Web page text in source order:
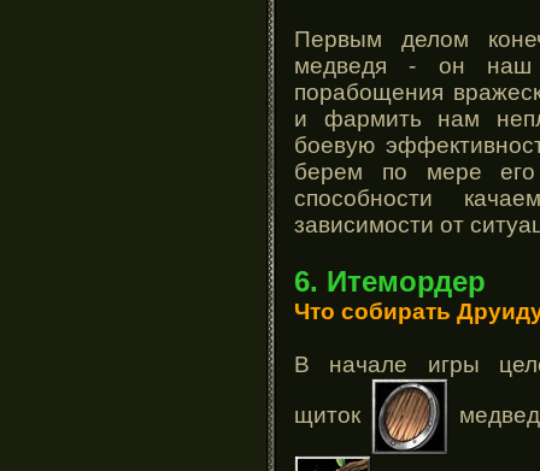
Первым делом
медведя - он наш
порабощения
и фармить нам
боевую
берем по мере его
способности
зависимости от
6. Итемордер
Что собирать
В начале игры
щиток